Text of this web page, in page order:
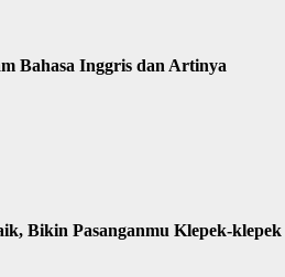
Bahasa Inggris dan Artinya
Bikin Pasanganmu Klepek-klepek